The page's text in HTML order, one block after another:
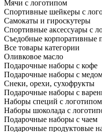
Мячи с логотипом
Спортивные шейкеры с
Самокаты и гироскутеры
Спортивные аксессуары с
Съедобные корпоративные
Все товары категории
Оливковое масло
Подарочные наборы с кофе
Подарочные наборы с
Снеки, орехи, сухофрукты
Подарочные наборы с
Наборы специй с логотипом
Наборы шоколада с
Подарочные наборы с чаем
Подарочные продуктовые